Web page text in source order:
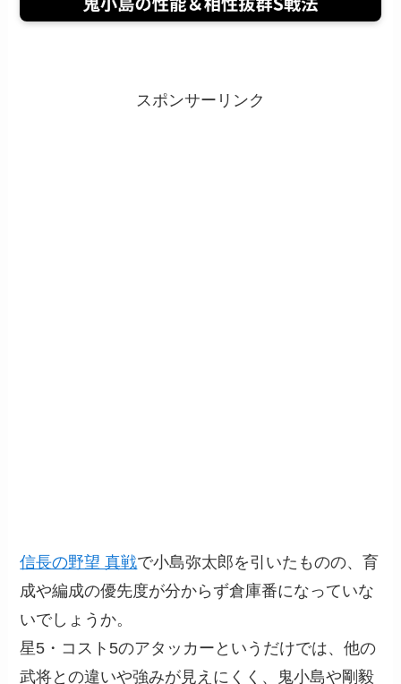
スポンサーリンク
信長の野望 真戦で小島弥太郎を引いたものの、育
成や編成の優先度が分からず倉庫番になっていな
いでしょうか。
星5・コスト5のアタッカーというだけでは、他の
武将との違いや強みが見えにくく、鬼小島や剛毅